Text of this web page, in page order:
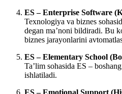
ES – Enterprise Software
Texnologiya va biznes
degan ma’noni bildiradi. Bu
biznes jarayonlarini
ES – Elementary School
Ta’lim sohasida ES –
ishlatiladi.
ES – Emotional Support